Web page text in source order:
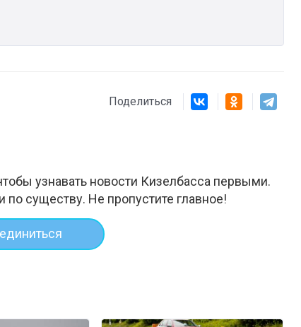
Поделиться
узнавать новости Кизелбасса первыми.
по существу. Не пропустите главное!